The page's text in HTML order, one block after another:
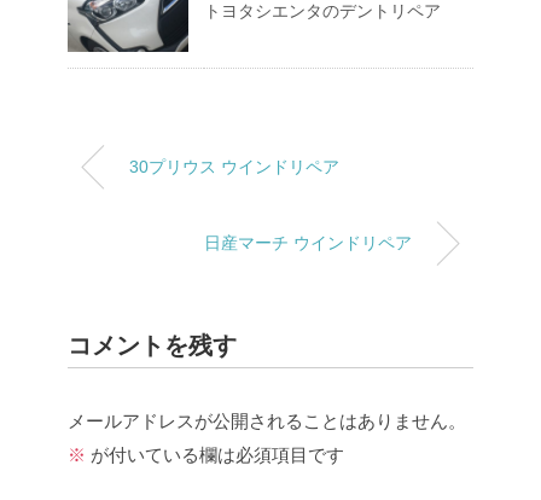
トヨタシエンタのデントリペア
30プリウス ウインドリペア
日産マーチ ウインドリペア
コメントを残す
メールアドレスが公開されることはありません。
※ が付いている欄は必須項目です